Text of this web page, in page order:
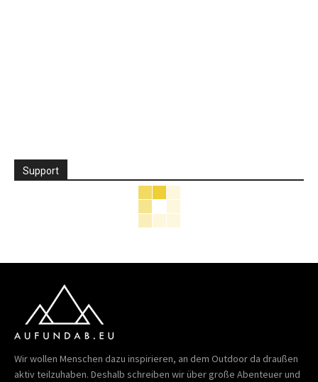
Support
Wir wollen Menschen dazu inspirieren, an dem Outdoor da draußen
aktiv teilzuhaben. Deshalb schreiben wir über große Abenteuer und